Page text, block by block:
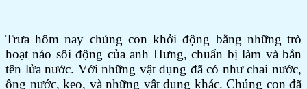
Trưa hôm nay chúng con khởi động bằng những trò
hoạt náo sôi động của anh Hưng, chuẩn bị làm và bắn
tên lửa nước. Với những vật dụng đã có như chai nước,
ông nước, keo, và những vật dụng khác. Chúng con đã